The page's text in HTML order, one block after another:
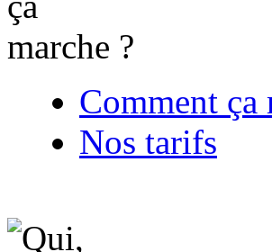
Comment ça
Nos tarifs